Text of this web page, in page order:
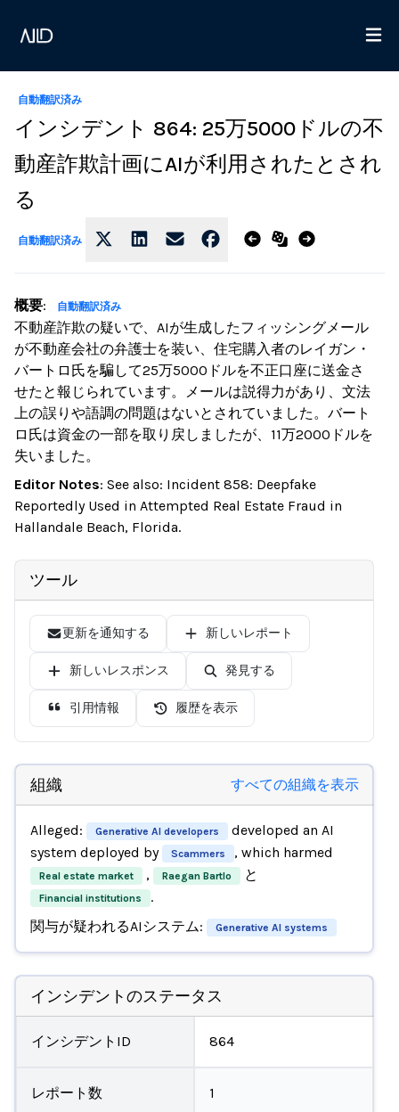
自動翻訳済み
インシデント 864: 25万5000ドルの不
動産詐欺計画にAIが利用されたとされ
る
自動翻訳済み
概要: 自動翻訳済み
不動産詐欺の疑いで、AIが生成したフィッシングメール
が不動産会社の弁護士を装い、住宅購入者のレイガン・
バートロ氏を騙して25万5000ドルを不正口座に送金さ
せたと報じられています。メールは説得力があり、文法
上の誤りや語調の問題はないとされていました。バート
ロ氏は資金の一部を取り戻しましたが、11万2000ドルを
失いました。
Editor Notes: See also: Incident 858: Deepfake
Reportedly Used in Attempted Real Estate Fraud in
Hallandale Beach, Florida.
ツール
更新を通知する 新しいレポート
新しいレスポンス 発見する
引用情報 履歴を表示
組織 すべての組織を表示
Alleged: Generative AI developers
developed an AI
system deployed by
Scammers , which harmed
Real estate market , Raegan Bartlo と
Financial institutions
.
関与が疑われるAIシステム:
Generative AI systems
インシデントのステータス
インシデントID 864
レポート数 1